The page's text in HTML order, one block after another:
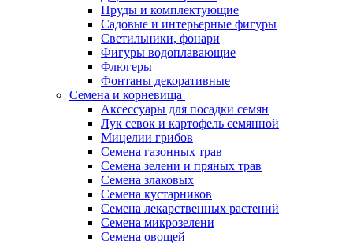
Пруды и комплектующие
Садовые и интерьерные фигуры
Светильники, фонари
Фигуры водоплавающие
Флюгеры
Фонтаны декоративные
Семена и корневища
Аксессуары для посадки семян
Лук севок и картофель семянной
Мицелии грибов
Семена газонных трав
Семена зелени и пряных трав
Семена злаковых
Семена кустарников
Семена лекарственных растений
Семена микрозелени
Семена овощей